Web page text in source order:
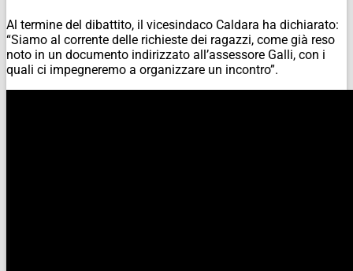
Al termine del dibattito, il vicesindaco Caldara ha dichiarato:
“Siamo al corrente delle richieste dei ragazzi, come già reso
noto in un documento indirizzato all’assessore Galli, con i
quali ci impegneremo a organizzare un incontro”.